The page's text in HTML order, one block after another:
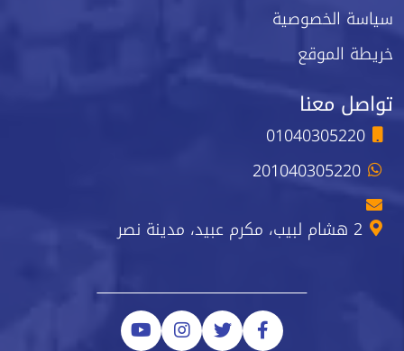
سياسة الخصوصية
خريطة الموقع
تواصل معنا
01040305220
201040305220
2 هشام لبيب، مكرم عبيد، مدينة نصر